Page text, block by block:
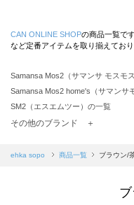
CAN ONLINE SHOPの商品一覧です
など定番アイテムを取り揃えており
Samansa Mos2（サマンサ モスモ
Samansa Mos2 home's（サマンサ
SM2（エスエムツー）の一覧
TSUHARU by Samansa Mos2（ツ
Samansa Mos2 blue（サマンサモ
その他のブランド ＋
ehka sopo 商品一覧 ブラウン/